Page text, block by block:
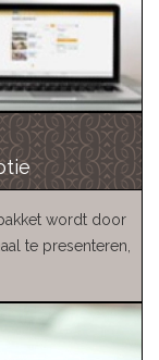
wordt door
te presenteren,